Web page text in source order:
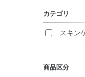
カテゴリ
スキン
商品区分